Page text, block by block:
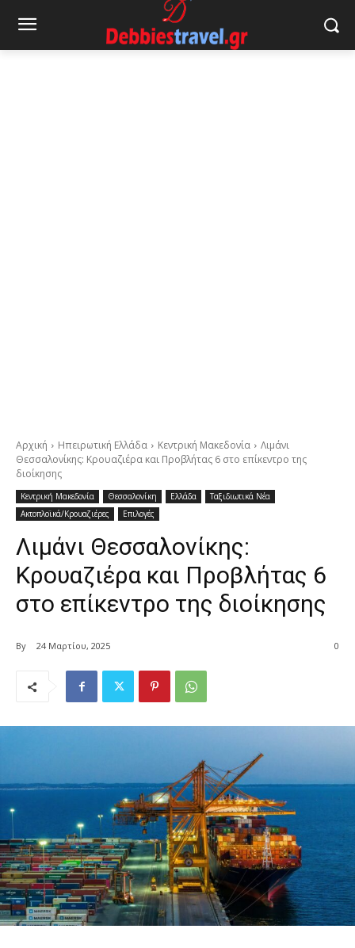
Αρχική Ηπειρωτική Ελλάδα Κεντρική Μακεδονία
Λιμάνι
Θεσσαλονίκης: Κρουαζιέρα και Προβλήτας 6 στο επίκεντρο της
διοίκησης
Κεντρική Μακεδονία Θεσσαλονίκη Ελλάδα
Ταξιδιωτικά Νέα
Ακτοπλοϊκά/Κρουαζιέρες
Επιλογές
Λιμάνι Θεσσαλονίκης:
Κρουαζιέρα και Προβλήτας 6
στο επίκεντρο της διοίκησης
By 24 Μαρτίου, 2025 0